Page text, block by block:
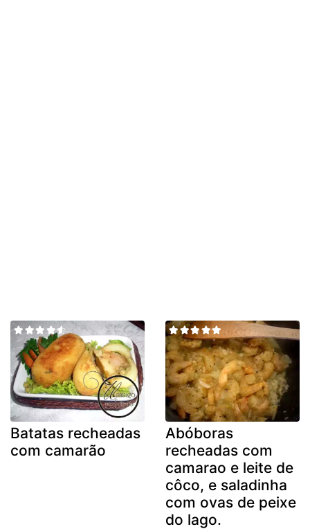
Batatas recheadas
com camarão
Abóboras
recheadas com
camarao e leite de
côco, e saladinha
com ovas de peixe
do lago.